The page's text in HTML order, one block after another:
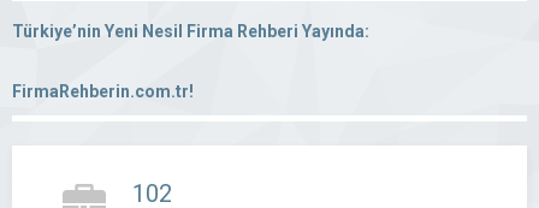
Türkiye’nin Yeni Nesil Firma Rehberi Yayında:
FirmaRehberin.com.tr!
102